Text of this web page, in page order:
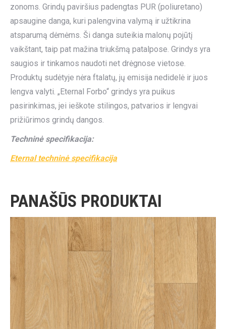
zonoms. Grindų paviršius padengtas PUR (poliuretano)
apsaugine danga, kuri palengvina valymą ir užtikrina
atsparumą dėmėms. Ši danga suteikia malonų pojūtį
vaikštant, taip pat mažina triukšmą patalpose. Grindys yra
saugios ir tinkamos naudoti net drėgnose vietose.
Produktų sudėtyje nėra ftalatų, jų emisija nedidelė ir juos
lengva valyti. „Eternal Forbo“ grindys yra puikus
pasirinkimas, jei ieškote stilingos, patvarios ir lengvai
prižiūrimos grindų dangos.
Techninė specifikacija:
Eternal techninė specifikacija
PANAŠŪS PRODUKTAI